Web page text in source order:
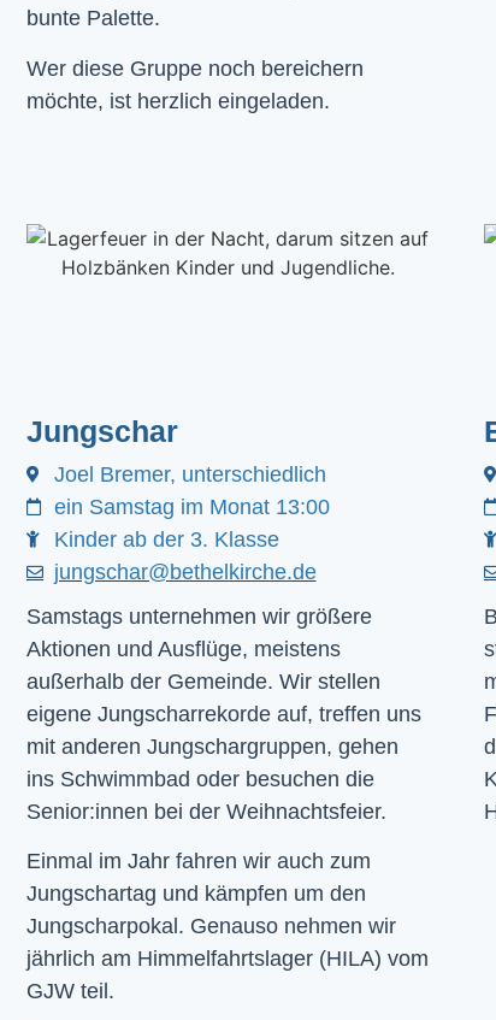
bunte Palette.
Wer diese Gruppe noch bereichern
möchte, ist herzlich eingeladen.
Jungschar
Joel Bremer, unterschiedlich
ein Samstag im Monat 13:00
Kinder ab der 3. Klasse
jungschar@bethelkirche.de
Samstags unternehmen wir größere
Aktionen und Ausflüge, meistens
außerhalb der Gemeinde. Wir stellen
eigene Jungscharrekorde auf, treffen uns
mit anderen Jungschargruppen, gehen
ins Schwimmbad oder besuchen die
Senior:innen bei der Weihnachtsfeier.
Einmal im Jahr fahren wir auch zum
Jungschartag und kämpfen um den
Jungscharpokal. Genauso nehmen wir
jährlich am Himmelfahrtslager (HILA) vom
GJW teil.